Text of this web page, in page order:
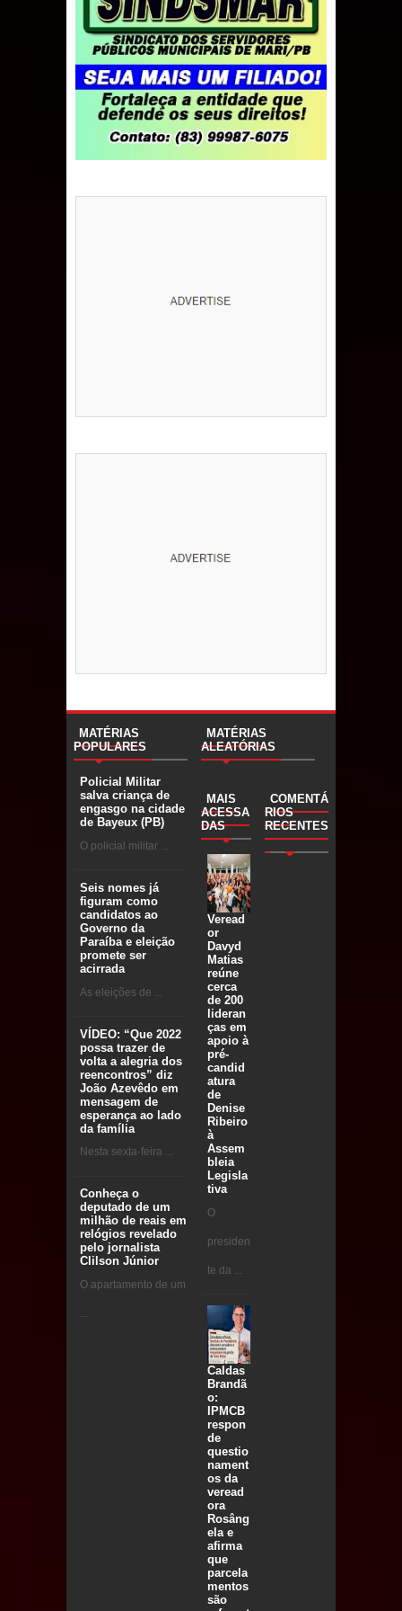
MATÉRIAS
POPULARES
Policial Militar
salva criança de
engasgo na cidade
de Bayeux (PB)
O policial militar ...
Seis nomes já
figuram como
candidatos ao
Governo da
Paraíba e eleição
promete ser
acirrada
As eleições de ...
VÍDEO: “Que 2022
possa trazer de
volta a alegria dos
reencontros” diz
João Azevêdo em
mensagem de
esperança ao lado
da família
Nesta sexta-feira ...
Conheça o
deputado de um
milhão de reais em
relógios revelado
pelo jornalista
Clilson Júnior
O apartamento de um
...
MATÉRIAS
ALEATÓRIAS
MAIS
ACESSA
DAS
Veread
or
Davyd
Matias
reúne
cerca
de 200
lideran
ças em
apoio à
pré-
candid
atura
de
Denise
Ribeiro
à
Assem
bleia
Legisla
tiva
O
presiden
te da ...
Caldas
Brandã
o:
IPMCB
respon
de
questio
nament
os da
veread
ora
Rosâng
ela e
afirma
que
parcela
mentos
são
COMENTÁ
RIOS
RECENTES